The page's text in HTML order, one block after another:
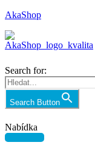
AkaShop
Search for:
Search Button
Nabídka